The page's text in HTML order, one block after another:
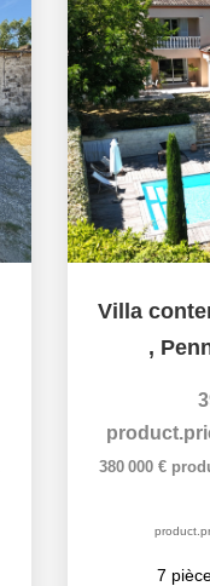
,
380 000 €
7